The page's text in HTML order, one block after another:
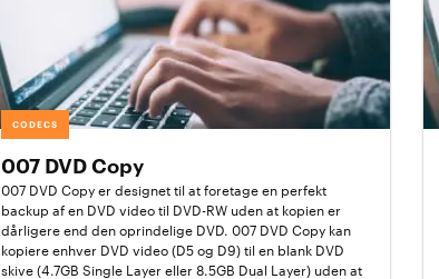
CODECS
007 DVD Copy
007 DVD Copy er designet til at foretage en perfekt
backup af en DVD video til DVD-RW uden at kopien er
dårligere end den oprindelige DVD. 007 DVD Copy kan
kopiere enhver DVD video (D5 og D9) til en blank DVD
skive (4.7GB Single Layer eller 8.5GB Dual Layer) uden at